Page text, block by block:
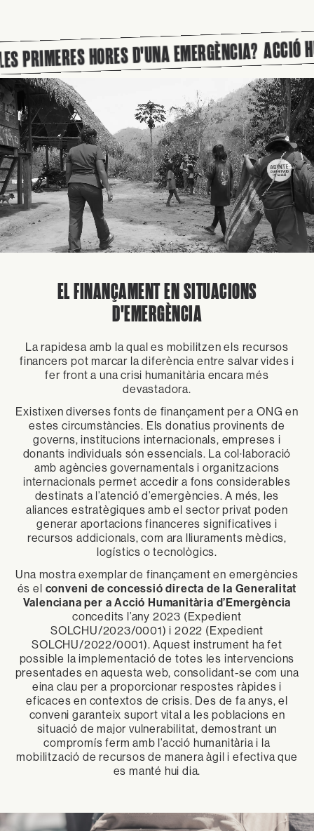
ACCIÓ HUMANITÀRIA
D'UNA EMERGÈNCIA?
EL FINANÇAMENT EN SITUACIONS
D'EMERGÈNCIA
La rapidesa amb la qual es mobilitzen els recursos
financers pot marcar la diferència entre salvar vides i
fer front a una crisi humanitària encara més
devastadora.
Existixen diverses fonts de finançament per a ONG en
estes circumstàncies. Els donatius provinents de
governs, institucions internacionals, empreses i
donants individuals són essencials. La col·laboració
amb agències governamentals i organitzacions
internacionals permet accedir a fons considerables
destinats a l’atenció d’emergències. A més, les
aliances estratègiques amb el sector privat poden
generar aportacions financeres significatives i
recursos addicionals, com ara lliuraments mèdics,
logístics o tecnològics.
Una mostra exemplar de finançament en emergències
és el conveni de concessió directa de la Generalitat
Valenciana per a Acció Humanitària d’Emergència
concedits l’any 2023 (Expedient
SOLCHU/2023/0001) i 2022 (Expedient
SOLCHU/2022/0001). Aquest instrument ha fet
possible la implementació de totes les intervencions
presentades en aquesta web, consolidant-se com una
eina clau per a proporcionar respostes ràpides i
eficaces en contextos de crisis. Des de fa anys, el
conveni garanteix suport vital a les poblacions en
situació de major vulnerabilitat, demostrant un
compromís ferm amb l’acció humanitària i la
mobilització de recursos de manera àgil i efectiva que
es manté hui dia.